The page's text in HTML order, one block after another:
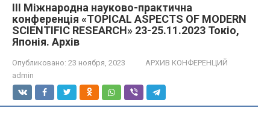
III Міжнародна науково-практична
конференція «TOPICAL ASPECTS OF MODERN
SCIENTIFIC RESEARCH» 23-25.11.2023 Токіо,
Японія. Архів
Опубликовано: 23 ноября, 2023
АРХИВ КОНФЕРЕНЦИЙ
admin